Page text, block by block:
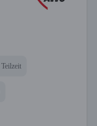
Teilzeit